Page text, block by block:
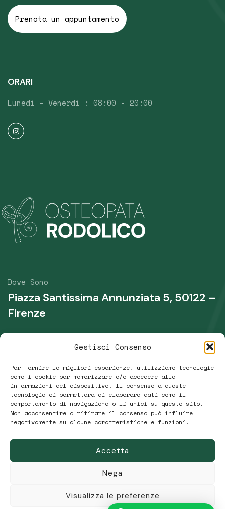
Gestisci Consenso
Per fornire le migliori esperienze, utilizziamo tecnologie
come i cookie per memorizzare e/o accedere alle
informazioni del dispositivo. Il consenso a queste
tecnologie ci permetterà di elaborare dati come il
comportamento di navigazione o ID unici su questo sito.
Non acconsentire o ritirare il consenso può influire
negativamente su alcune caratteristiche e funzioni.
Accetta
Nega
Visualizza le preferenze
Prenota un appuntamento
ORARI
Lunedì - Venerdì : 08:00 - 20:00
Dove Sono
Piazza Santissima Annunziata 5, 50122 –
Firenze
+39 339 431 0135
Email
raffaellamaria.r@gmail.com
Copyright © 2026 Osteopata Rodolico |